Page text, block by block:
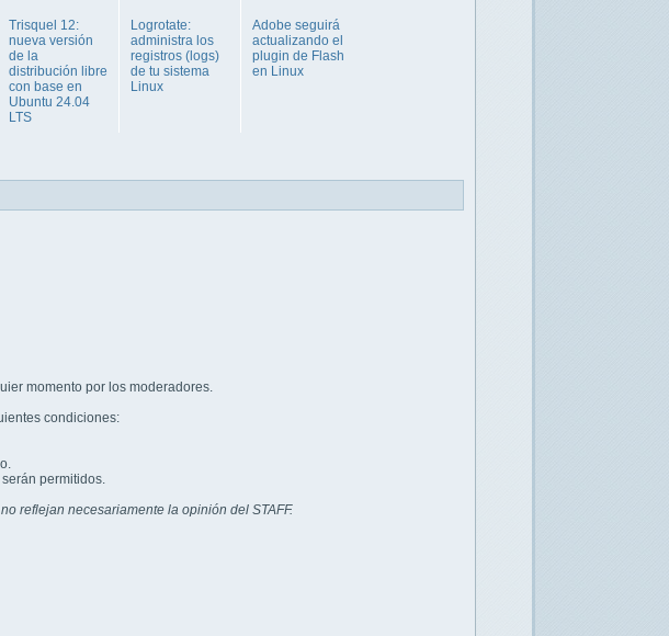
Trisquel 12:
nueva versión
de la
distribución libre
con base en
Ubuntu 24.04
LTS
Logrotate:
administra los
registros (logs)
de tu sistema
Linux
Adobe seguirá
actualizando el
plugin de Flash
en Linux
momento por los moderadores.
condiciones:
permitidos.
reflejan necesariamente la opinión del STAFF.